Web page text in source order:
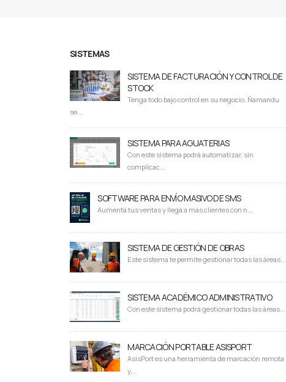
SISTEMAS
SISTEMA DE FACTURACIÓN Y CONTROL DE
STOCK
Tenga todo bajo control en su negocio. Ñamandu
se...
SISTEMA PARA AGUATERIAS
Con este sistema podrá automatizar, sin
complicac...
SOFTWARE PARA ENVÍO MASIVO DE SMS
Aumentá tus ventas y llegá a más clientes con n...
SISTEMA DE GESTIÓN DE OBRAS
Este sistema te permite gestionar todas las áreas...
SISTEMA ACADÉMICO ADMINISTRATIVO
Con este sistema podrá gestionar todas las áreas...
MARCACIÓN PORTABLE ASISPORT
AsisPort es una herramienta de marcación remota
y...